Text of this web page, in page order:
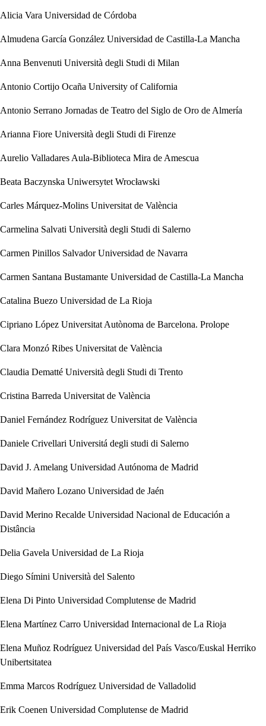
Alicia Vara Universidad de Córdoba
Almudena García González Universidad de Castilla-La Mancha
Anna Benvenuti Università degli Studi di Milan
Antonio Cortijo Ocaña University of California
Antonio Serrano Jornadas de Teatro del Siglo de Oro de Almería
Arianna Fiore Università degli Studi di Firenze
Aurelio Valladares Aula-Biblioteca Mira de Amescua
Beata Baczynska Uniwersytet Wrocławski
Carles Márquez-Molins Universitat de València
Carmelina Salvati Università degli Studi di Salerno
Carmen Pinillos Salvador Universidad de Navarra
Carmen Santana Bustamante Universidad de Castilla-La Mancha
Catalina Buezo Universidad de La Rioja
Cipriano López Universitat Autònoma de Barcelona. Prolope
Clara Monzó Ribes Universitat de València
Claudia Dematté Università degli Studi di Trento
Cristina Barreda Universitat de València
Daniel Fernández Rodríguez Universitat de València
Daniele Crivellari Universitá degli studi di Salerno
David J. Amelang Universidad Autónoma de Madrid
David Mañero Lozano Universidad de Jaén
David Merino Recalde Universidad Nacional de Educación a
Distância
Delia Gavela Universidad de La Rioja
Diego Símini Università del Salento
Elena Di Pinto Universidad Complutense de Madrid
Elena Martínez Carro Universidad Internacional de La Rioja
Elena Muñoz Rodríguez Universidad del País Vasco/Euskal Herriko
Unibertsitatea
Emma Marcos Rodríguez Universidad de Valladolid
Erik Coenen Universidad Complutense de Madrid